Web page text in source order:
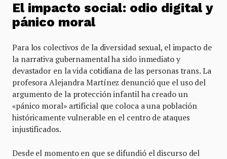
El impacto social: odio digital y
pánico moral
Para los colectivos de la diversidad sexual, el impacto de
la narrativa gubernamental ha sido inmediato y
devastador en la vida cotidiana de las personas trans. La
profesora Alejandra Martínez denunció que el uso del
argumento de la protección infantil ha creado un
«pánico moral» artificial que coloca a una población
históricamente vulnerable en el centro de ataques
injustificados.
Desde el momento en que se difundió el discurso del